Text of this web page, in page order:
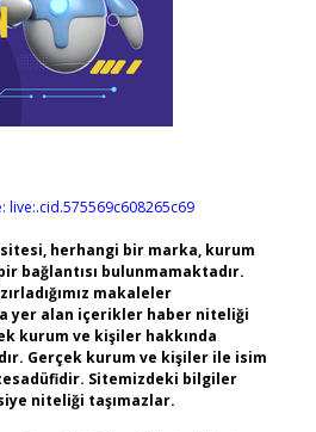
live:.cid.575569c608265c69
herhangi bir marka, kurum
bağlantısı bulunmamaktadır.
makaleler
yer alan içerikler haber niteliği
kurum ve kişiler hakkında
Gerçek kurum ve kişiler ile isim
Sitemizdeki bilgiler
niteliği taşımazlar.